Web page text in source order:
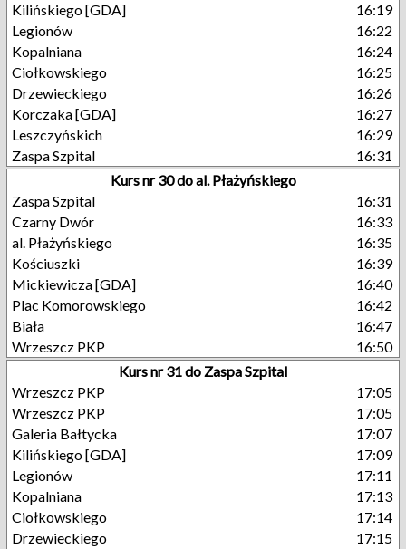
Kilińskiego [GDA]
16:19
Legionów
16:22
Kopalniana
16:24
Ciołkowskiego
16:25
Drzewieckiego
16:26
Korczaka [GDA]
16:27
Leszczyńskich
16:29
Zaspa Szpital
16:31
Kurs nr 30 do al. Płażyńskiego
Zaspa Szpital
16:31
Czarny Dwór
16:33
al. Płażyńskiego
16:35
Kościuszki
16:39
Mickiewicza [GDA]
16:40
Plac Komorowskiego
16:42
Biała
16:47
Wrzeszcz PKP
16:50
Kurs nr 31 do Zaspa Szpital
Wrzeszcz PKP
17:05
Wrzeszcz PKP
17:05
Galeria Bałtycka
17:07
Kilińskiego [GDA]
17:09
Legionów
17:11
Kopalniana
17:13
Ciołkowskiego
17:14
Drzewieckiego
17:15